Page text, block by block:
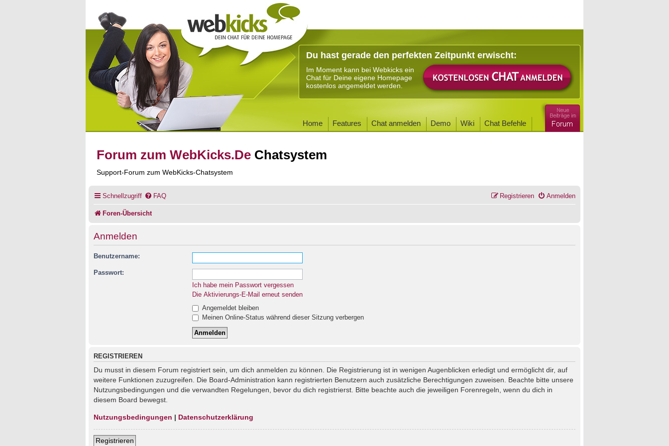
Du hast gerade den perfekten Zeitpunkt erwischt:
Im Moment kann bei Webkicks ein
Chat für Deine eigene Homepage
kostenlos angemeldet werden.
Home Features Chat anmelden Demo Wiki Chat Befehle
Forum zum WebKicks.De Chatsystem
Support-Forum zum WebKicks-Chatsystem
Schnellzugriff FAQ Anmelden
Registrieren
Foren-Übersicht
Anmelden
Benutzername:
Passwort:
Ich habe mein Passwort vergessen
Die Aktivierungs-E-Mail erneut senden
Angemeldet bleiben
Meinen Online-Status während dieser Sitzung verbergen
REGISTRIEREN
Du musst in diesem Forum registriert sein, um dich anmelden zu können. Die Registrierung ist in wenigen Augenblicken erledigt und ermöglicht dir, auf
weitere Funktionen zuzugreifen. Die Board-Administration kann registrierten Benutzern auch zusätzliche Berechtigungen zuweisen. Beachte bitte unsere
Nutzungsbedingungen und die verwandten Regelungen, bevor du dich registrierst. Bitte beachte auch die jeweiligen Forenregeln, wenn du dich in
diesem Board bewegst.
Nutzungsbedingungen | Datenschutzerklärung
Registrieren